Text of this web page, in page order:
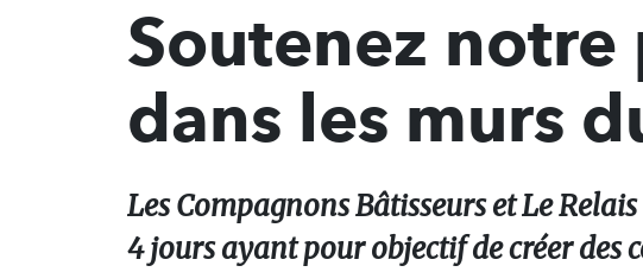
Soutenez
dans les murs
Les Compagnons Bâtisseurs et Le
4 jours ayant pour objectif de créer